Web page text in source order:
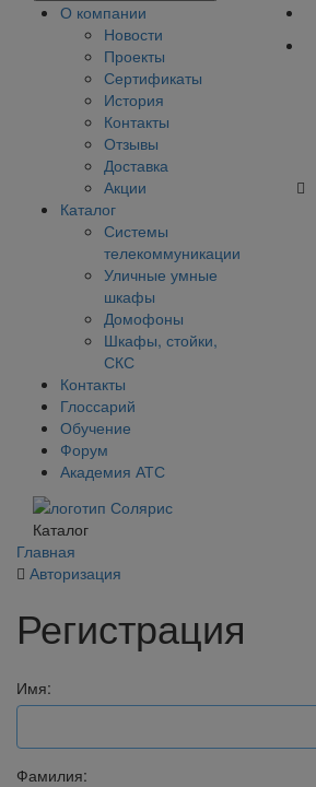
О компании
Новости
Проекты
Сертификаты
История
Контакты
Отзывы
Доставка
Акции
Каталог
Системы
телекоммуникации
Уличные умные
шкафы
Домофоны
Шкафы, стойки,
СКС
Контакты
Глоссарий
Обучение
Форум
Академия АТС
Каталог
Главная
Авторизация
Регистрация
Имя:
Фамилия: